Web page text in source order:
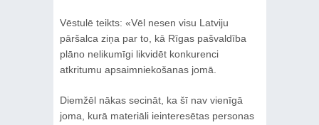
Vēstulē teikts: «Vēl nesen visu Latviju
pāršalca ziņa par to, kā Rīgas pašvaldība
plāno nelikumīgi likvidēt konkurenci
atkritumu apsaimniekošanas jomā.
Diemžēl nākas secināt, ka šī nav vienīgā
joma, kurā materiāli ieinteresētas personas